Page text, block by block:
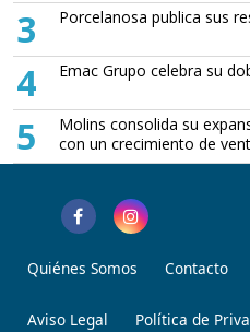
3 Porcelanosa publica sus
4 Emac Grupo celebra su
5
Molins consolida su
con un crecimiento de
Quiénes Somos Contacto
Aviso Legal Política de